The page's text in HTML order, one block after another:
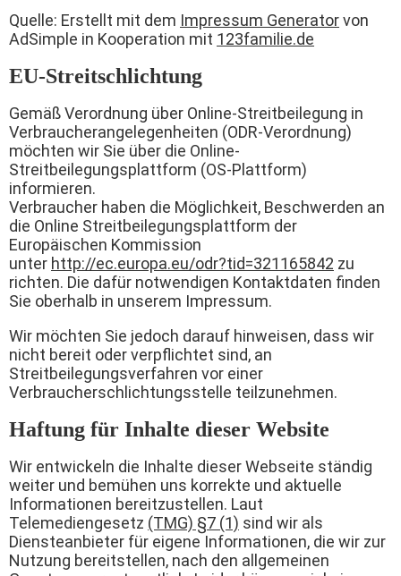
Quelle: Erstellt mit dem Impressum Generatorvon
AdSimple in Kooperation mit 123familie.de
EU-Streitschlichtung
Gemäß Verordnung über Online-Streitbeilegung in
Verbraucherangelegenheiten (ODR-Verordnung)
möchten wir Sie über die Online-
Streitbeilegungsplattform (OS-Plattform)
informieren.
Verbraucher haben die Möglichkeit, Beschwerden an
die Online Streitbeilegungsplattform der
Europäischen Kommission
unter http://ec.europa.eu/odr?tid=321165842 zu
richten. Die dafür notwendigen Kontaktdaten finden
Sie oberhalb in unserem Impressum.
Wir möchten Sie jedoch darauf hinweisen, dass wir
nicht bereit oder verpflichtet sind, an
Streitbeilegungsverfahren vor einer
Verbraucherschlichtungsstelle teilzunehmen.
Haftung für Inhalte dieser Website
Wir entwickeln die Inhalte dieser Webseite ständig
weiter und bemühen uns korrekte und aktuelle
Informationen bereitzustellen. Laut
Telemediengesetz (TMG) §7 (1) sind wir als
Diensteanbieter für eigene Informationen, die wir zur
Nutzung bereitstellen, nach den allgemeinen